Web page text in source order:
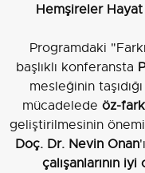
Hemşireler Hayat
Programdaki
başlıklı konferansta
mesleğinin
mücadelede öz-
geliştirilmesinin
Doç. Dr. Nevin Onan
çalışanlarının iyi